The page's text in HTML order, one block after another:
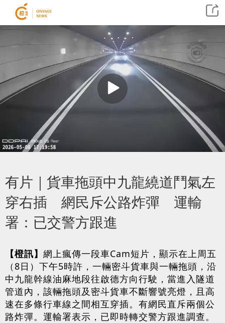
有片｜貨車拖頭中九龍繞道鬥氣左
穿右插 網民斥公路炸彈 運輸
署：已交警方跟進
【橙訊】 網上瘋傳一段車Cam短片，顯示在上周五
（8日）下午5時許，一輛密斗貨車與一輛拖頭，沿
中九龍幹線油麻地段往啟德方向行駛，當進入隧道
管道內，該輛拖頭及密斗貨車不斷響號亮燈，且高
速在多條行車線之間相互穿插。有網民直斥兩個公
路炸彈。運輸署表示，已即時轉交警方跟進調查。